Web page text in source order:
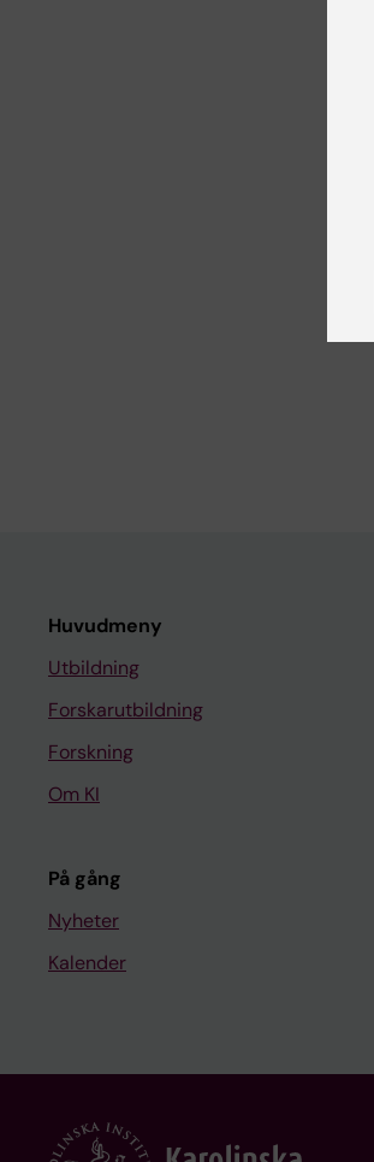
Huvudmeny
Utbildning
Forskarutbildning
Forskning
Om KI
På gång
Nyheter
Kalender